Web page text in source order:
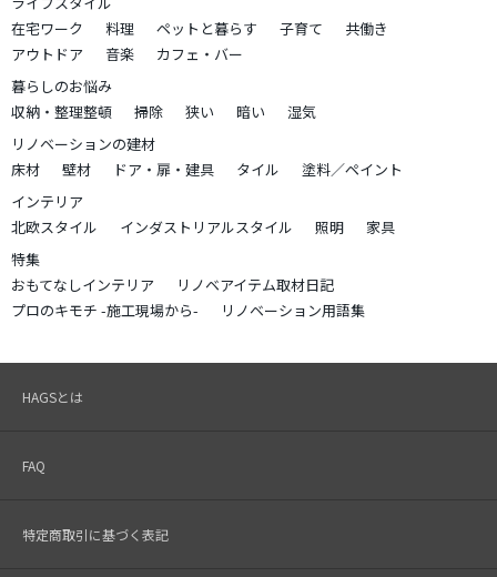
在宅ワーク
料理 ペットと暮らす 子育て
共働き
アウトドア
音楽
カフェ・バー
暮らしのお悩み
収納・整理整頓
掃除 狭い 暗い
湿気
リノベーションの建材
床材
壁材 ドア・扉・建具 タイル
塗料／ペイント
インテリア
北欧スタイル
インダストリアルスタイル 照明
家具
特集
おもてなしインテリア
リノベアイテム取材日記
プロのキモチ -施工現場から-
リノベーション用語集
HAGSとは
FAQ
特定商取引に基づく表記